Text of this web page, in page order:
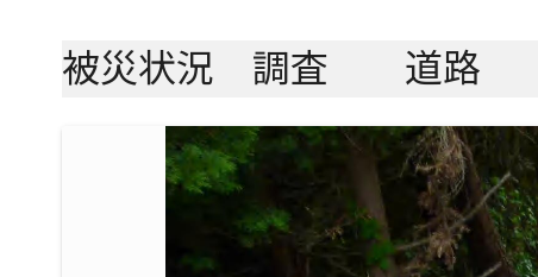
被災状況 調査 道路